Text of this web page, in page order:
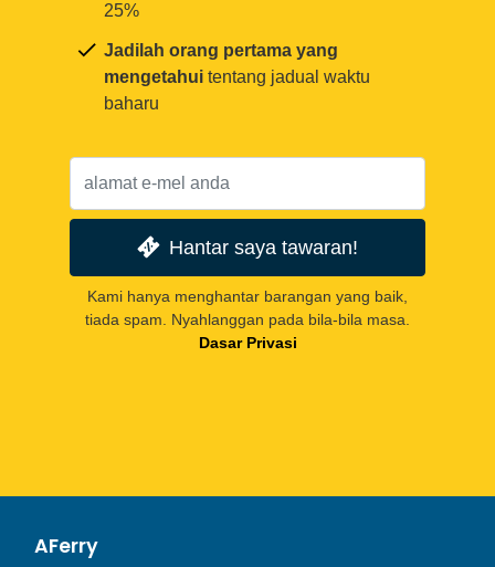
25%
Jadilah orang pertama yang
mengetahui tentang jadual waktu
baharu
Hantar saya tawaran!
Kami hanya menghantar barangan yang baik,
tiada spam. Nyahlanggan pada bila-bila masa.
Dasar Privasi
AFerry